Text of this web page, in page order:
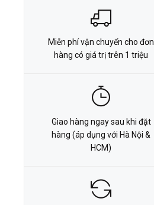
Miễn phí vận chuyển cho đơn
hàng có giá trị trên 1 triệu
Giao hàng ngay sau khi đặt
hàng (áp dụng với Hà Nội &
HCM)